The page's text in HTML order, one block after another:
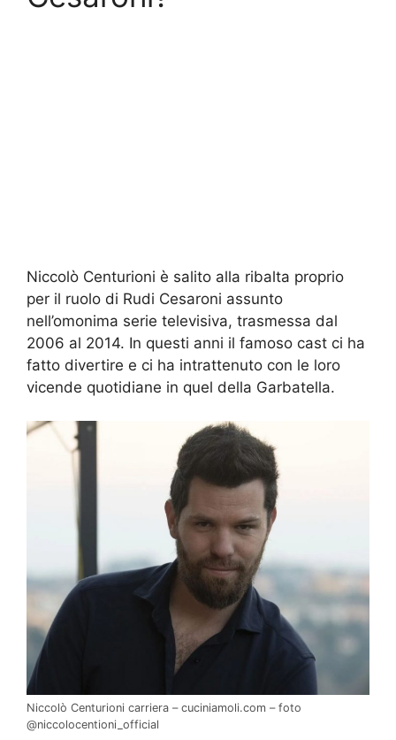
Niccolò Centurioni è salito alla ribalta proprio
per il ruolo di Rudi Cesaroni assunto
nell’omonima serie televisiva, trasmessa dal
2006 al 2014. In questi anni il famoso cast ci ha
fatto divertire e ci ha intrattenuto con le loro
vicende quotidiane in quel della Garbatella.
Niccolò Centurioni carriera – cuciniamoli.com – foto
@niccolocentioni_official